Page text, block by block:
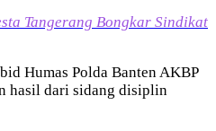
Tangerang Bongkar Sindikat
Humas Polda Banten AKBP
hasil dari sidang disiplin